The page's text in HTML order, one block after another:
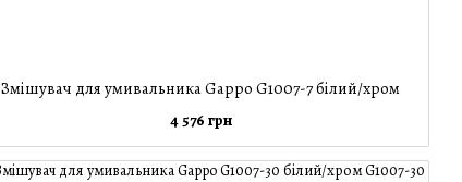
Змішувач для умивальника Gappo G1007-7 білий/хром
4 576 грн